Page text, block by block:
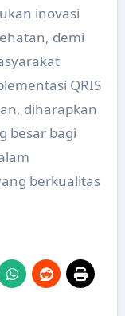
inovasi
demi
QRIS
diharapkan
besar bagi
berkualitas